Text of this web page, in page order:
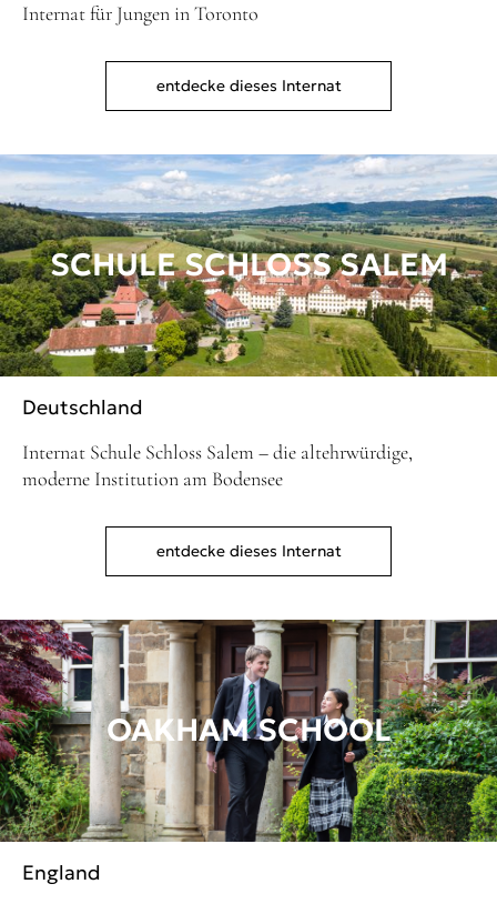
Internat für Jungen in Toronto
entdecke dieses Internat
SCHULE SCHLOSS SALEM
Deutschland
Internat Schule Schloss Salem – die altehrwürdige,
moderne Institution am Bodensee
entdecke dieses Internat
OAKHAM SCHOOL
England